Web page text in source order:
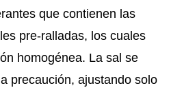
que contienen las
pre-ralladas, los cuales
homogénea. La sal se
precaución, ajustando solo